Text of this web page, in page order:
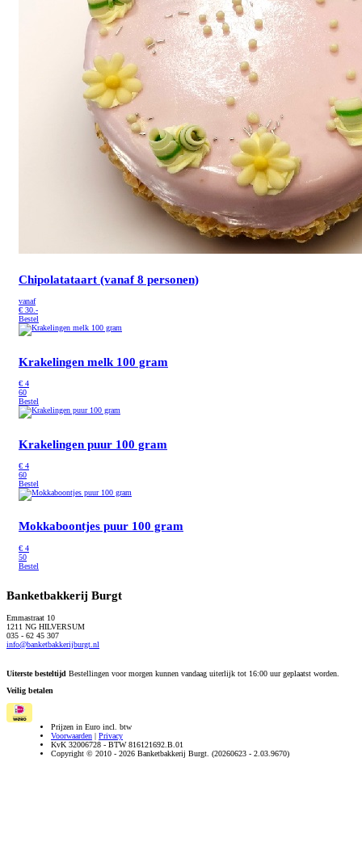
Chipolatataart (vanaf 8 personen)
vanaf
€ 30.-
Bestel
Krakelingen melk 100 gram
€ 4
60
Bestel
Krakelingen puur 100 gram
€ 4
60
Bestel
Mokkaboontjes puur 100 gram
€ 4
50
Bestel
Banketbakkerij Burgt
Emmastraat 10
1211 NG HILVERSUM
035 - 62 45 307
info@banketbakkerijburgt.nl
Uiterste besteltijd Bestellingen voor morgen kunnen vandaag uiterlijk tot 16:00 uur geplaatst worden.
Veilig betalen
Prijzen in Euro incl. btw
Voorwaarden | Privacy
KvK 32006728 - BTW 816121692.B.01
Copyright © 2010 - 2026 Banketbakkerij Burgt. (20260623 - 2.03.9670)